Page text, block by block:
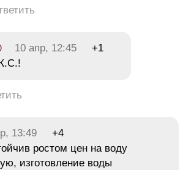
10 апр, 12:45
+1
13:49
+4
ростом цен на воду
изготовление воды